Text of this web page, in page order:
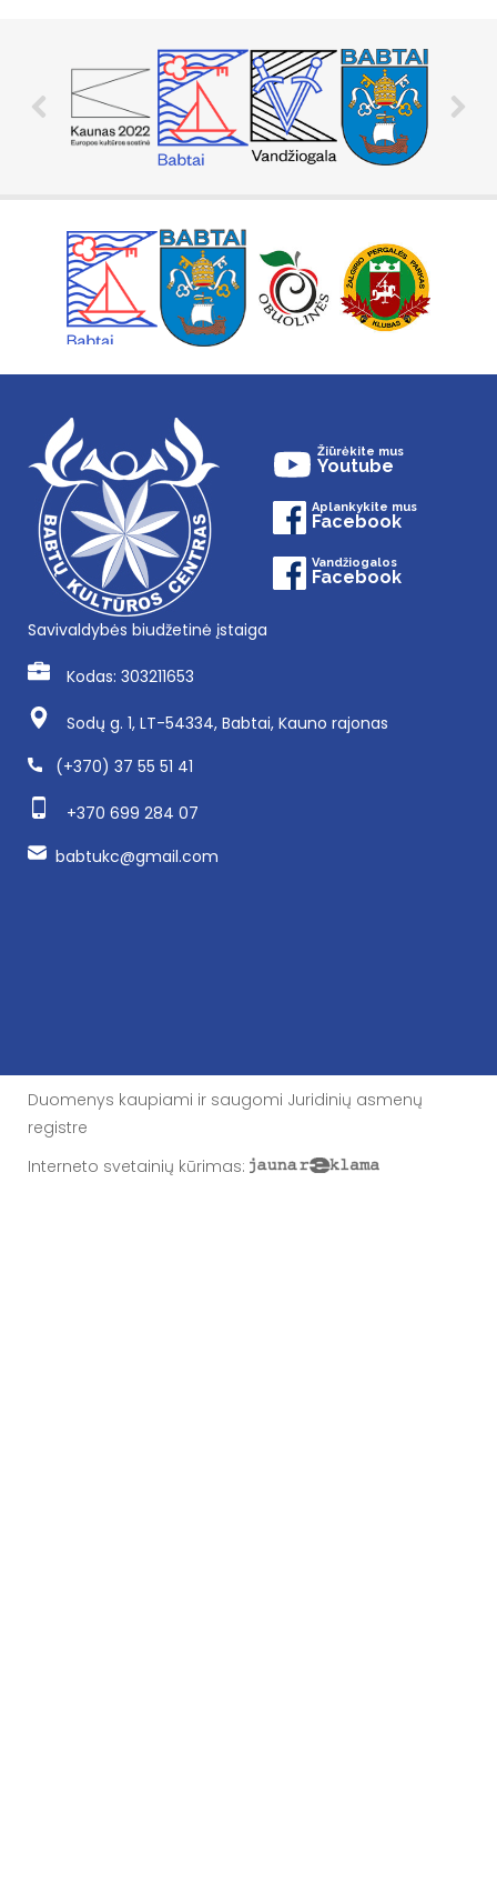
Žiūrėkite mus
Youtube
Aplankykite mus
Facebook
Vandžiogalos
Facebook
Savivaldybės biudžetinė įstaiga
Kodas: 303211653
Sodų g. 1, LT-54334, Babtai, Kauno rajonas
(+370) 37 55 51 41
+370 699 284 07
babtukc@gmail.com
Duomenys kaupiami ir saugomi Juridinių asmenų
registre
Interneto svetainių kūrimas: